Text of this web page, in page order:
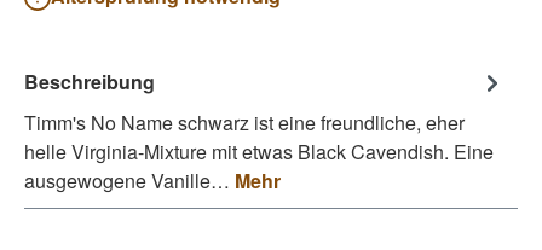
Beschreibung
Timm's No Name schwarz ist eine freundliche, eher
helle Virginia-Mixture mit etwas Black Cavendish. Eine
ausgewogene Vanille… Mehr